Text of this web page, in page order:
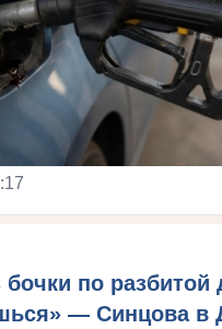
по разбитой
— Синцова в